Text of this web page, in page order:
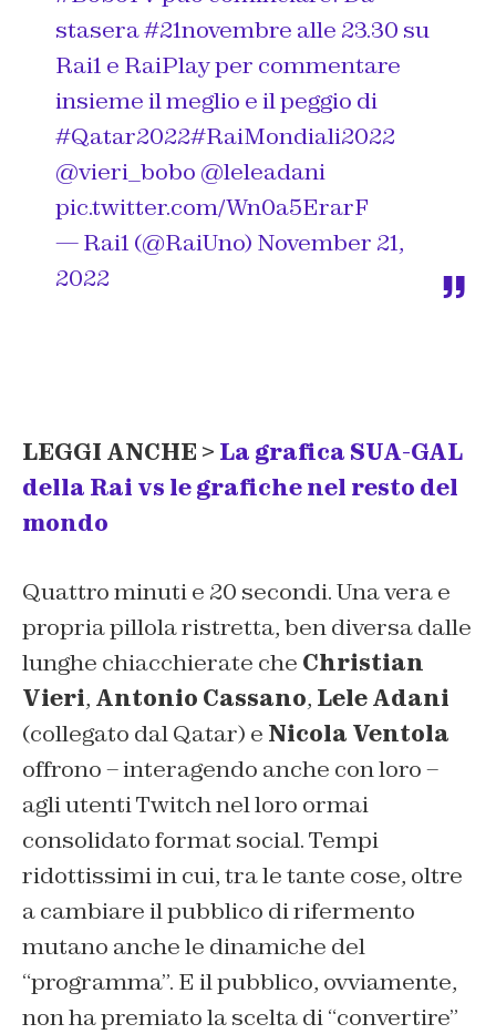
stasera#21novembre alle 23.30 su
Rai1 e RaiPlay per commentare
insieme il meglio e il peggio di
#Qatar2022#RaiMondiali2022
@vieri_bobo @leleadani
pic.twitter.com/Wn0a5ErarF
— Rai1 (@RaiUno) November 21,
2022
LEGGI ANCHE > La grafica SUA-GAL
della Rai vs le grafiche nel resto del
mondo
Quattro minuti e 20 secondi. Una vera e
propria pillola ristretta, ben diversa dalle
lunghe chiacchierate che Christian
Vieri, Antonio Cassano, Lele Adani
(collegato dal Qatar) e Nicola Ventola
offrono – interagendo anche con loro –
agli utenti Twitch nel loro ormai
consolidato format social. Tempi
ridottissimi in cui, tra le tante cose, oltre
a cambiare il pubblico di rifermento
mutano anche le dinamiche del
“programma”. E il pubblico, ovviamente,
non ha premiato la scelta di “convertire”